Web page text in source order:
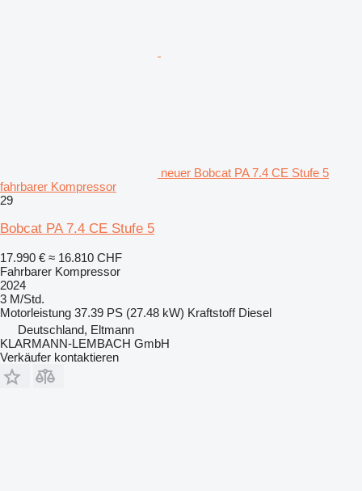
neuer Bobcat PA 7.4 CE Stufe 5
fahrbarer Kompressor
29
Bobcat PA 7.4 CE Stufe 5
17.990 € ≈ 16.810 CHF
Fahrbarer Kompressor
2024
3 M/Std.
Motorleistung 37.39 PS (27.48 kW) Kraftstoff Diesel
Deutschland, Eltmann
KLARMANN-LEMBACH GmbH
Verkäufer kontaktieren